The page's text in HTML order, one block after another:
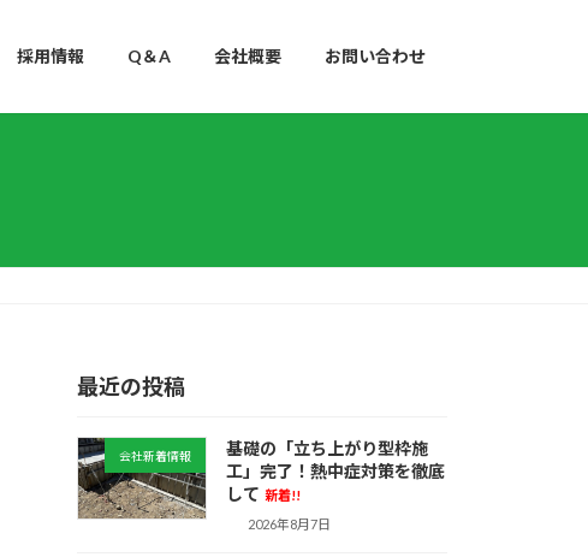
採用情報 Q＆A 会社概要 お問い合わせ
最近の投稿
会社新着情報
基礎の「立ち上がり型枠施
工」完了！熱中症対策を徹底
して 新着!!
2026年8月7日